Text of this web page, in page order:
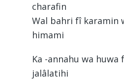
charafin
Wal bahri fî karamin
himami
Ka -annahu wa huwa
jalâlatihi